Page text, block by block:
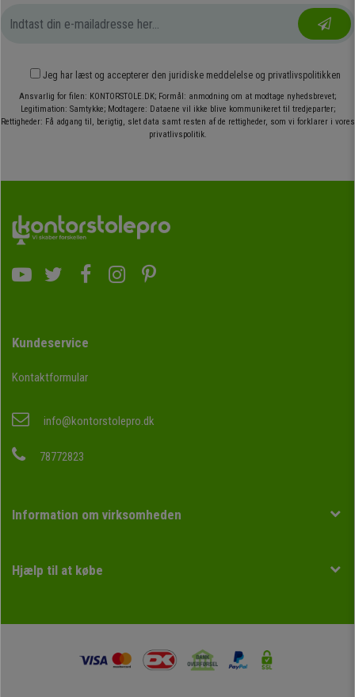
Jeg har læst og accepterer den juridiske meddelelse og privatlivspolitikken
Ansvarlig for filen: KONTORSTOLE.DK; Formål: anmodning om at modtage nyhedsbrevet;
Legitimation: Samtykke; Modtagere: Dataene vil ikke blive kommunikeret til tredjeparter;
Rettigheder: Få adgang til, berigtig, slet data samt resten af de rettigheder, som vi forklarer i vores
privatlivspolitik.
Kundeservice
Kontaktformular
info@kontorstolepro.dk
78772823
Information om virksomheden
Hjælp til at købe